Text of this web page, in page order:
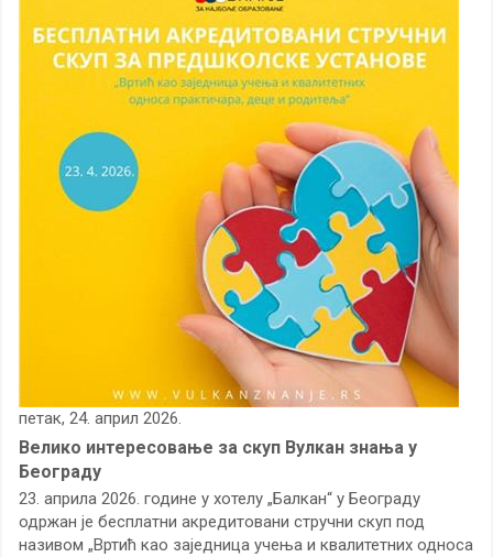
петак, 24. април 2026.
Велико интересовање за скуп Вулкан знања у
Београду
23. априла 2026. године у хотелу „Балкан“ у Београду
одржан је бесплатни акредитовани стручни скуп под
називом „Вртић као заједница учења и квалитетних односа